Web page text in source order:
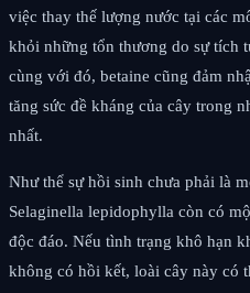
việc thay thế lượng nước tại các
khỏi những tổn thương do sự tích
cùng với đó, betaine cũng đảm
tăng sức đề kháng của cây trong
nhất.
Như thể sự hồi sinh chưa phải là
Selaginella lepidophylla còn có
độc đáo. Nếu tình trạng khô hạn
không có hồi kết, loài cây này có